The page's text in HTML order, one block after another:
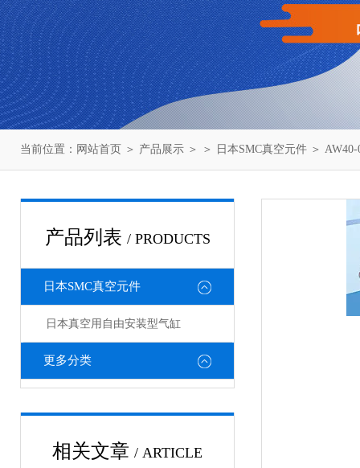
当前位置： 网站首页 ＞ 产品展示 ＞ ＞ 日本SMC真空元件 ＞
产品列表 / PRODUCTS
日本SMC真空元件
日本真空用自由安装型气缸
更多分类
相关文章 / ARTICLE